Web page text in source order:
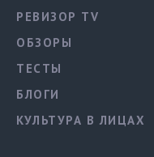
РЕВИЗОР TV
ОБЗОРЫ
ТЕСТЫ
БЛОГИ
КУЛЬТУРА В ЛИЦАХ